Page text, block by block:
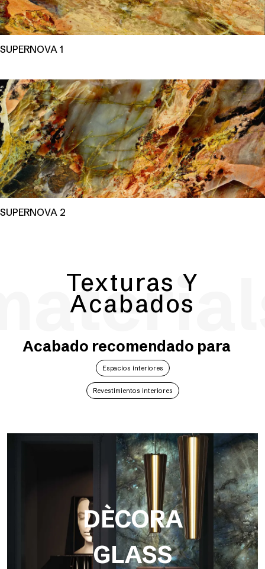
SUPERNOVA 1
SUPERNOVA 2
Texturas Y
Acabados
Acabado recomendado para
Espacios interiores
Revestimientos interiores
DÈCORA
GLASS